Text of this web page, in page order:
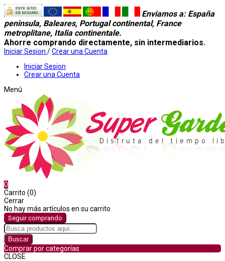
Enviamos a: España
peninsula, Baleares, Portugal continental, France
metroplitane, Italia continentale.
Ahorre comprando directamente, sin intermediarios.
Iniciar Sesion /Crear una Cuenta
Iniciar Sesion
Crear una Cuenta
Menú
0
Carrito (0)
Cerrar
No hay más artículos en su carrito
Seguir comprando
Buscar
Comprar por categorías
CLOSE